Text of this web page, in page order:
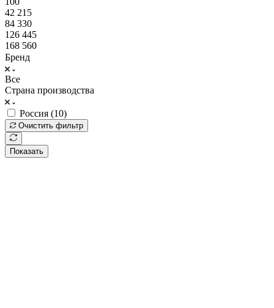
42 215
84 330
126 445
168 560
Бренд
Все
Страна производства
Россия (10)
Очистить фильтр
Показать